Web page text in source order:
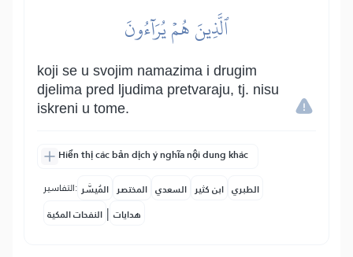
ٱلَّذِينَ هُمۡ يُرَآءُونَ
koji se u svojim namazima i drugim
djelima pred ljudima pretvaraju, tj. nisu
iskreni u tome.
Hiển thị các bản dịch ý nghĩa nội dung khác
التفاسير: المُيسَّر المختصر السعدي ابن كثير الطبري
النفحات المكية | هدايات